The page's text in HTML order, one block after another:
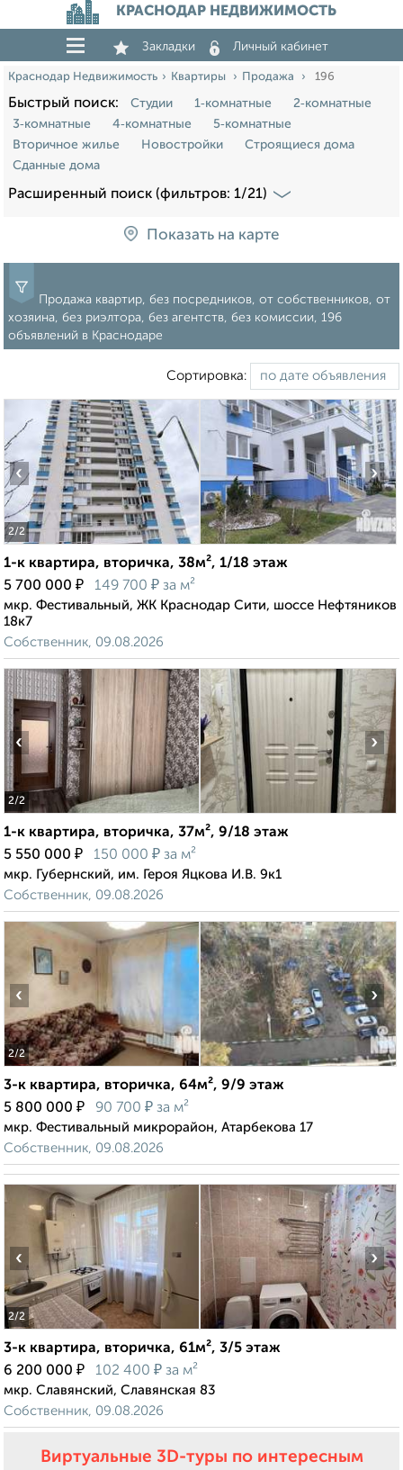
КРАСНОДАР НЕДВИЖИМОСТЬ
Закладки Личный кабинет
Краснодар Недвижимость Квартиры Продажа 196
Быстрый поиск: Студии 1‑комнатные
2‑комнатные
3‑комнатные
4‑комнатные
5‑комнатные
Вторичное жилье
Новостройки
Строящиеся дома
Сданные дома
Расширенный поиск (фильтров: 1/21)
Показать на карте
Продажа квартир, без посредников, от собственников, от
хозяина, без риэлтора, без агентств, без комиссии, 196
объявлений в Краснодаре
Сортировка:
2/2
‹ ›
1-к квартира, вторичка, 38м², 1/18 этаж
5 700 000 ₽ 149 700 ₽ за м²
мкр. Фестивальный, ЖК Краснодар Сити, шоссе Нефтяников
18к7
Собственник, 09.08.2026
2/2
‹ ›
1-к квартира, вторичка, 37м², 9/18 этаж
5 550 000 ₽ 150 000 ₽ за м²
мкр. Губернский, им. Героя Яцкова И.В. 9к1
Собственник, 09.08.2026
2/2
‹ ›
3-к квартира, вторичка, 64м², 9/9 этаж
5 800 000 ₽ 90 700 ₽ за м²
мкр. Фестивальный микрорайон, Атарбекова 17
Собственник, 09.08.2026
2/2
‹ ›
3-к квартира, вторичка, 61м², 3/5 этаж
6 200 000 ₽ 102 400 ₽ за м²
мкр. Славянский, Славянская 83
Собственник, 09.08.2026
Виртуальные 3D-туры по интересным